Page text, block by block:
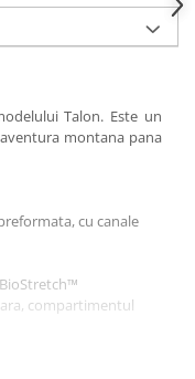
Talon. Este un
montana pana
cu canale
compartimentul